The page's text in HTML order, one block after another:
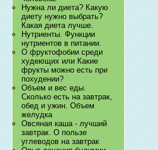
Нужна ли диета? Какую
диету нужно выбрать?
Какая диета лучше.
Нутриенты. Функции
нутриентов в питании.
О фруктофобии среди
худеющих или Какие
фрукты можно есть при
похудении?
Объем и вес еды.
Сколько есть на завтрак,
обед и ужин. Объем
желудка
Овсяная каша - лучший
завтрак. О пользе
углеводов на завтрак